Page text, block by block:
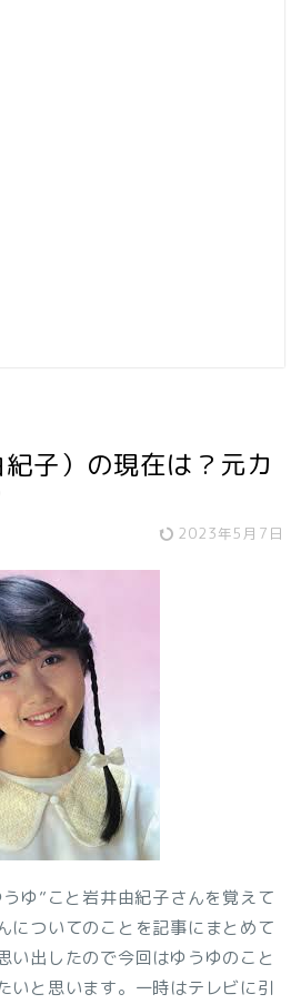
子）の現在は？元カ
2023年5月7日
ゆ”こと岩井由紀子さんを覚えて
についてのことを記事にまとめて
い出したので今回はゆうゆのこと
いと思います。一時はテレビに引